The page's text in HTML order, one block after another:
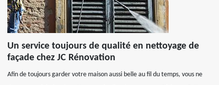
Un service toujours de qualité en nettoyage de
façade chez JC Rénovation
Afin de toujours garder votre maison aussi belle au fil du temps, vous ne